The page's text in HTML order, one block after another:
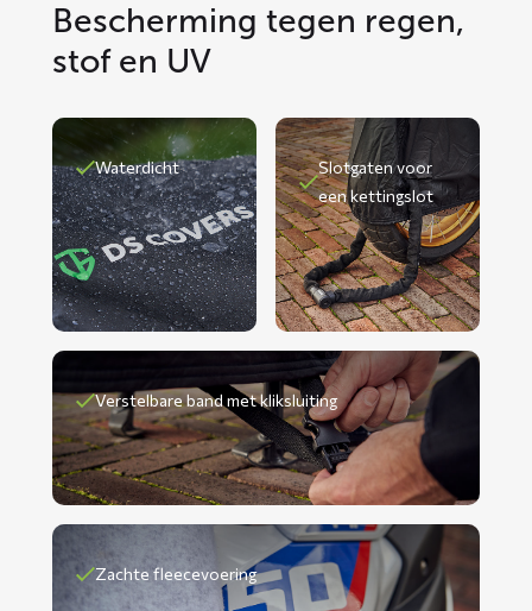
Bescherming tegen regen,
stof en UV
Waterdicht
Slotgaten voor
een kettingslot
Verstelbare band met kliksluiting
Zachte fleecevoering